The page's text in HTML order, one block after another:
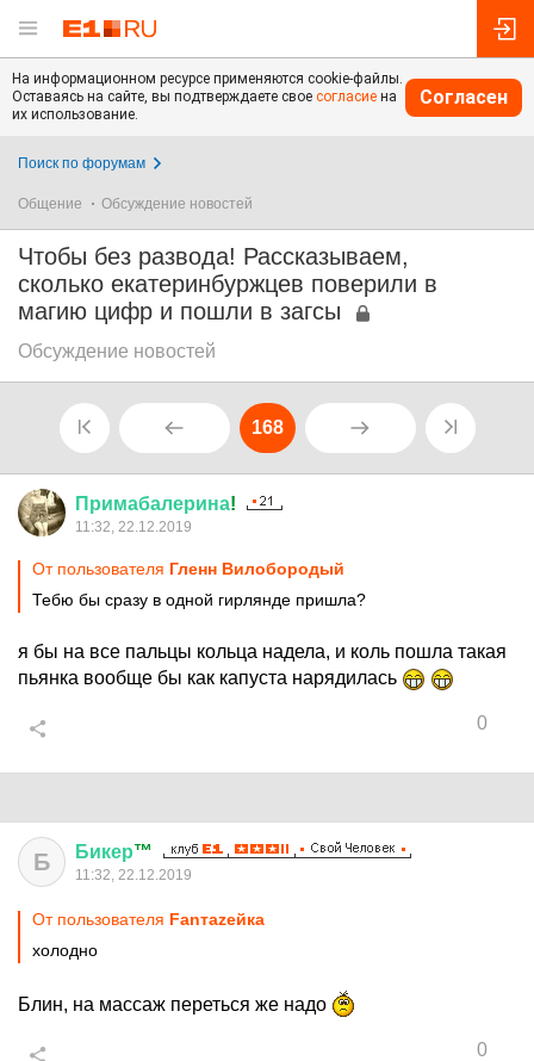
На информационном ресурсе применяются cookie-файлы.
Оставаясь на сайте, вы подтверждаете свое согласие на
их использование.
Согласен
Поиск по форумам
Общение Обсуждение новостей
Чтобы без развода! Рассказываем,
сколько екатеринбуржцев поверили в
магию цифр и пошли в загсы
Обсуждение новостей
168
Примабалерина!
11:32, 22.12.2019
От пользователя Гленн Вилобородый
Тебю бы сразу в одной гирлянде пришла?
я бы на все пальцы кольца надела, и коль пошла такая
пьянка вообще бы как капуста нарядилась
0
Б Бикер™
11:32, 22.12.2019
От пользователя Fanтаzeйкa
холодно
Блин, на массаж переться же надо
0